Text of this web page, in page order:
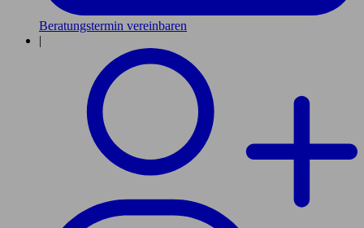
Beratungstermin vereinbaren
|